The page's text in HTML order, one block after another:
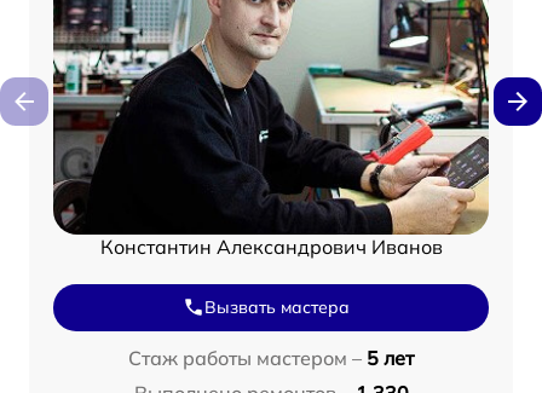
Константин Александрович Иванов
Вызвать мастера
Стаж работы мастером – 5 лет